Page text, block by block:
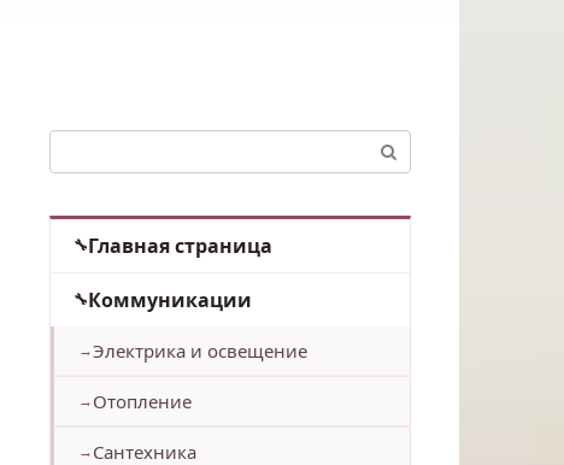
Главная страница
Коммуникации
Электрика и освещение
Отопление
Сантехника